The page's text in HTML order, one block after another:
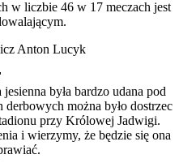
w liczbie 46 w 17 meczach jest
była bardzo udana pod
można było dostrzec
przy Królowej Jadwigi.
i wierzymy, że będzie się ona